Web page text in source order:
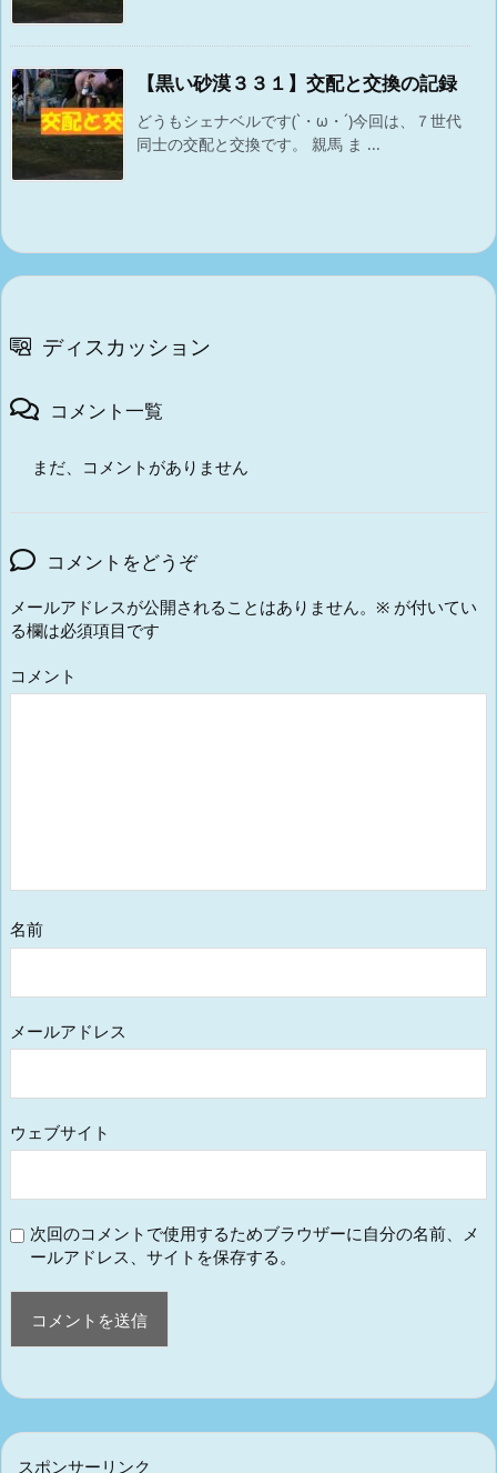
【黒い砂漠３３１】交配と交換の記録
どうもシェナベルです(`・ω・´)今回は、７世代
同士の交配と交換です。 親馬 ま ...
ディスカッション
コメント一覧
まだ、コメントがありません
コメントをどうぞ
メールアドレスが公開されることはありません。 ※ が付いてい
る欄は必須項目です
コメント
名前
メールアドレス
ウェブサイト
次回のコメントで使用するためブラウザーに自分の名前、メ
ールアドレス、サイトを保存する。
スポンサーリンク